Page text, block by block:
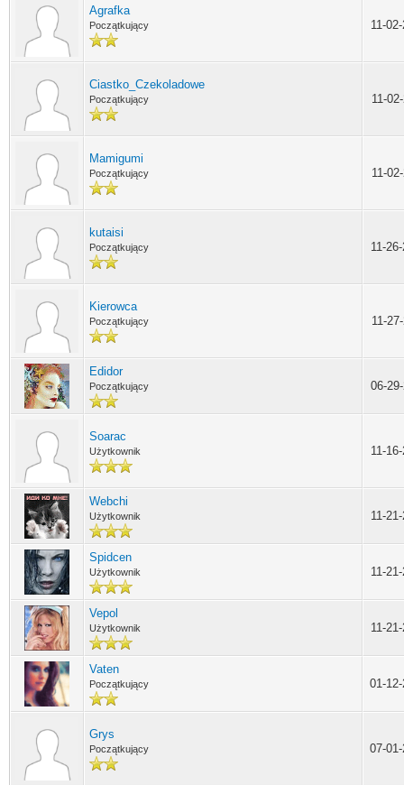
Agrafka
Początkujący 11-
Ciastko_Czekoladowe
Początkujący 11-
Mamigumi
Początkujący 11-
kutaisi
Początkujący 11-
Kierowca
Początkujący 11-
Edidor
Początkujący 06-
Soarac
Użytkownik 11-
Webchi
Użytkownik 11-
Spidcen
Użytkownik 11-
Vepol
Użytkownik 11-
Vaten
Początkujący 01-
Grys
Początkujący 07-